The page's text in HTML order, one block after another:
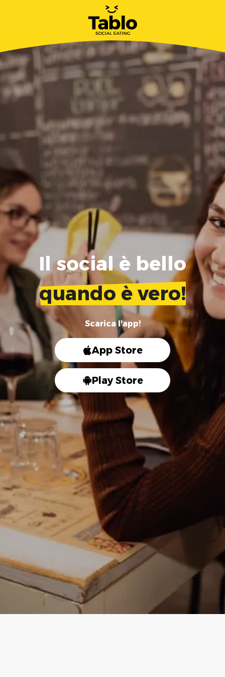
Il social è bello
quando è vero!
Scarica l'app!
App Store
Play Store